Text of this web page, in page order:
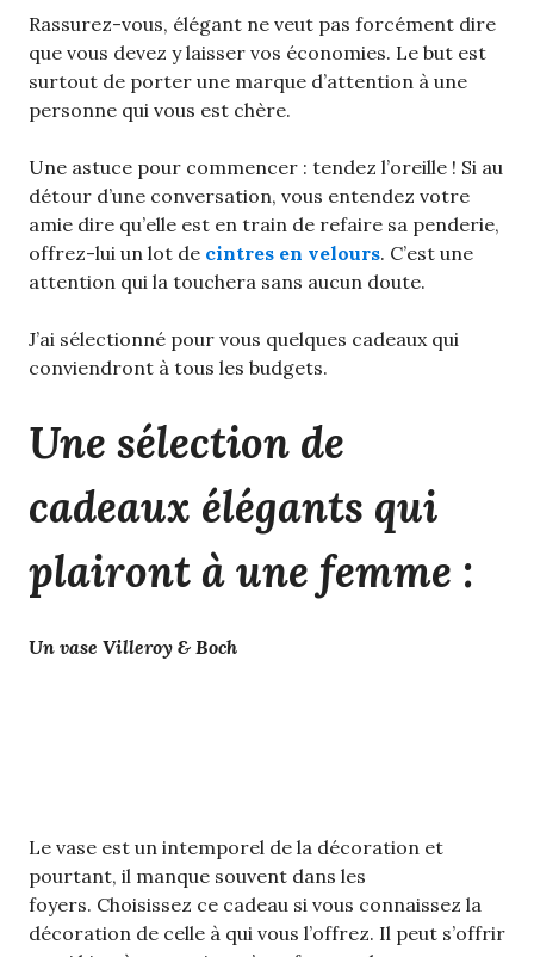
Rassurez-vous, élégant ne veut pas forcément dire
que vous devez y laisser vos économies. Le but est
surtout de porter une marque d’attention à une
personne qui vous est chère.
Une astuce pour commencer : tendez l’oreille ! Si au
détour d’une conversation, vous entendez votre
amie dire qu’elle est en train de refaire sa penderie,
offrez-lui un lot de cintres en velours. C’est une
attention qui la touchera sans aucun doute.
J’ai sélectionné pour vous quelques cadeaux qui
conviendront à tous les budgets.
Une sélection de
cadeaux élégants qui
plairont à une femme :
Un vase Villeroy & Boch
Le vase est un intemporel de la décoration et
pourtant, il manque souvent dans les
foyers. Choisissez ce cadeau si vous connaissez la
décoration de celle à qui vous l’offrez. Il peut s’offrir